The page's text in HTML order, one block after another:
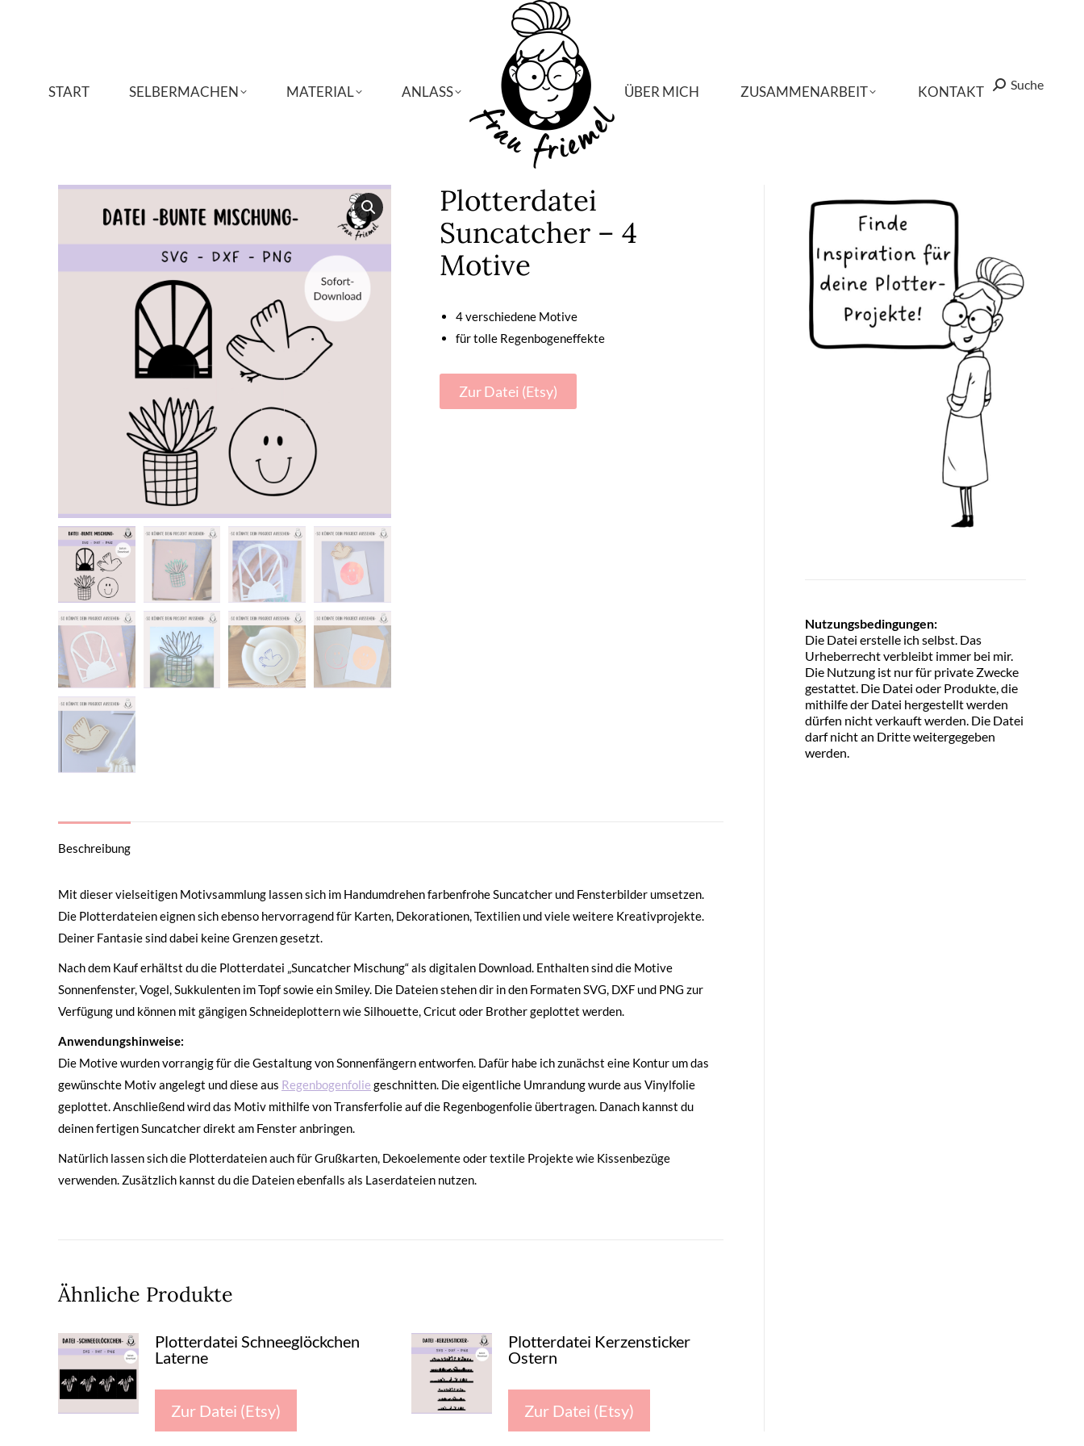
START SELBERMACHEN MATERIAL ANLASS ÜBER MICH ZUSAMMENARBEIT KONTAKT Search:
Suche
Plotterdatei
Suncatcher – 4
Motive
4 verschiedene Motive
für tolle Regenbogeneffekte
Zur Datei (Etsy)
Beschreibung
Mit dieser vielseitigen Motivsammlung lassen sich im Handumdrehen farbenfrohe Suncatcher und Fensterbilder umsetzen.
Die Plotterdateien eignen sich ebenso hervorragend für Karten, Dekorationen, Textilien und viele weitere Kreativprojekte.
Deiner Fantasie sind dabei keine Grenzen gesetzt.
Nach dem Kauf erhältst du die Plotterdatei „Suncatcher Mischung“ als digitalen Download. Enthalten sind die Motive
Sonnenfenster, Vogel, Sukkulenten im Topf sowie ein Smiley. Die Dateien stehen dir in den Formaten SVG, DXF und PNG zur
Verfügung und können mit gängigen Schneideplottern wie Silhouette, Cricut oder Brother geplottet werden.
Anwendungshinweise:
Die Motive wurden vorrangig für die Gestaltung von Sonnenfängern entworfen. Dafür habe ich zunächst eine Kontur um das
gewünschte Motiv angelegt und diese aus Regenbogenfolie geschnitten. Die eigentliche Umrandung wurde aus Vinylfolie
geplottet. Anschließend wird das Motiv mithilfe von Transferfolie auf die Regenbogenfolie übertragen. Danach kannst du
deinen fertigen Suncatcher direkt am Fenster anbringen.
Natürlich lassen sich die Plotterdateien auch für Grußkarten, Dekoelemente oder textile Projekte wie Kissenbezüge
verwenden. Zusätzlich kannst du die Dateien ebenfalls als Laserdateien nutzen.
Ähnliche Produkte
Plotterdatei Schneeglöckchen
Laterne
Zur Datei (Etsy)
Plotterdatei Kerzensticker
Ostern
Zur Datei (Etsy)
Nutzungsbedingungen:
Die Datei erstelle ich selbst. Das
Urheberrecht verbleibt immer bei mir.
Die Nutzung ist nur für private Zwecke
gestattet. Die Datei oder Produkte, die
mithilfe der Datei hergestellt werden
dürfen nicht verkauft werden. Die Datei
darf nicht an Dritte weitergegeben
werden.
START SELBERMACHEN MATERIAL ANLASS ÜBER MICH ZUSAMMENARBEIT KONTAKT Search:
Suche